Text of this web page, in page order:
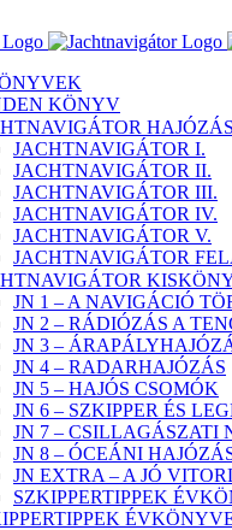
KÖNYV
JACHTNAVIGÁTOR I.
JACHTNAVIGÁTOR II.
JACHTNAVIGÁTOR III.
JACHTNAVIGÁTOR IV.
JACHTNAVIGÁTOR V.
JACHTNAVIGÁTOR
JN 1 – A NAVIGÁCIÓ
JN 2 – RÁDIÓZÁS A
JN 3 –
JN 4 – RADARHAJÓZÁS
JN 5 – HAJÓS CSOMÓK
JN 6 – SZKIPPER ÉS
JN 7 – CSILLAGÁSZATI
JN 8 – ÓCEÁNI
JN EXTRA – A JÓ
SZKIPPERTIPPEK